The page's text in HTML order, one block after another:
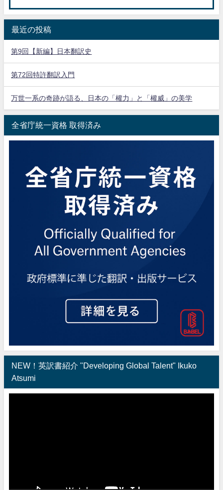
最近の投稿
第9回【新編】日本翻訳史
第72回特許翻訳入門
万世一系の奇跡が語る、日本の「權力」と「權威」の美学
全省庁統一資格 取得済み
NEW！英訳書紹介 "Developing Global Talent" Ikuko
Atsumi